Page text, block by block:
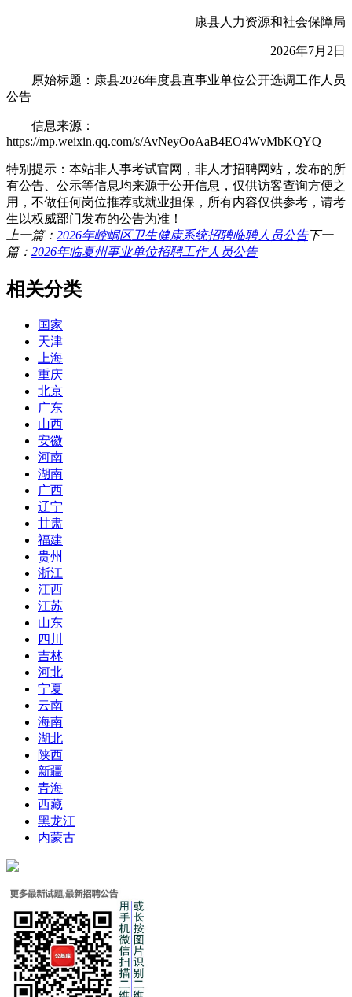
康县人力资源和社会保障局
2026年7月2日
原始标题：康县2026年度县直事业单位公开选调工作人员
公告
信息来源：
https://mp.weixin.qq.com/s/AvNeyOoAaB4EO4WvMbKQYQ
特别提示：本站非人事考试官网，非人才招聘网站，发布的所
有公告、公示等信息均来源于公开信息，仅供访客查询方便之
用，不做任何岗位推荐或就业担保，所有内容仅供参考，请考
生以权威部门发布的公告为准！
上一篇： 2026年崆峒区卫生健康系统招聘临聘人员公告下一
篇： 2026年临夏州事业单位招聘工作人员公告
相关分类
国家
天津
上海
重庆
北京
广东
山西
安徽
河南
湖南
广西
辽宁
甘肃
福建
贵州
浙江
江西
江苏
山东
四川
吉林
河北
宁夏
云南
海南
湖北
陕西
新疆
青海
西藏
黑龙江
内蒙古